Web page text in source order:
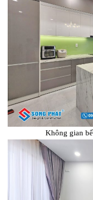
Không gian